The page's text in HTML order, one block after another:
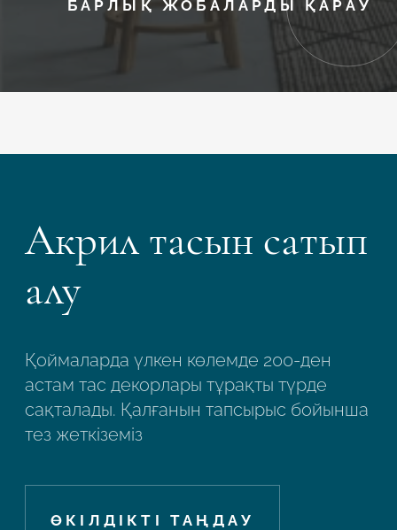
БАРЛЫҚ ЖОБАЛАРДЫ ҚАРАУ
Акрил тасын сатып
алу
Қоймаларда үлкен көлемде 200-ден
астам тас декорлары тұрақты түрде
сақталады. Қалғанын тапсырыс бойынша
тез жеткіземіз
ӨКІЛДІКТІ ТАҢДАУ